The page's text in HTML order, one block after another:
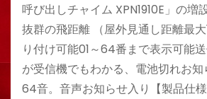
呼び出しチャイム XPN1910E」の増
抜群の飛距離 （屋外見通し距離最
り付け可能01～64番まで表示可能
が受信機でもわかる、電池切れお
64音。音声お知らせ入り【製品仕